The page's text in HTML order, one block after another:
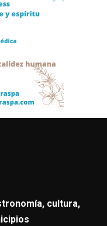
cultura,